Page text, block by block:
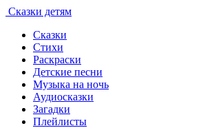
Сказки детям
Сказки
Стихи
Раскраски
Детские песни
Музыка на ночь
Аудиосказки
Загадки
Плейлисты